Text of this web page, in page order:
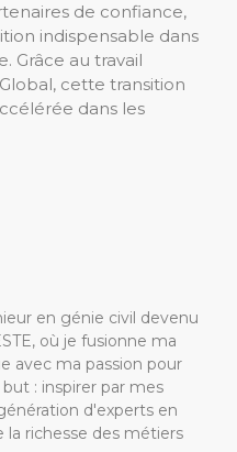
de confiance,
indispensable dans
Grâce au travail
cette transition
dans les
en génie civil devenu
où je fusionne ma
avec ma passion pour
: inspirer par mes
d'experts en
richesse des métiers